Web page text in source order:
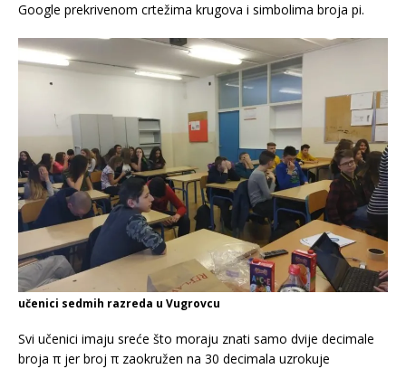
Google prekrivenom crtežima krugova i simbolima broja pi.
učenici sedmih razreda u Vugrovcu
Svi učenici imaju sreće što moraju znati samo dvije decimale
broja π jer broj π zaokružen na 30 decimala uzrokuje